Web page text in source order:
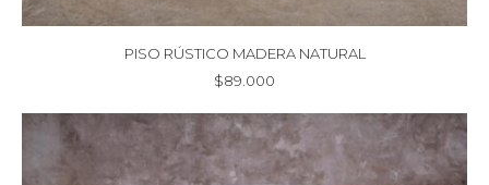
PISO RÚSTICO MADERA NATURAL
$89.000